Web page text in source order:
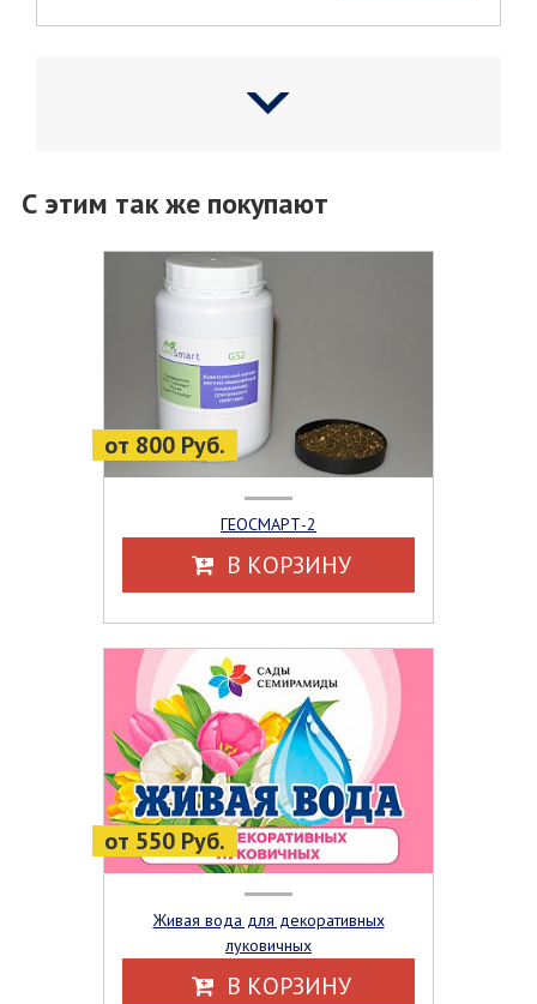
С этим так же покупают
от 800 Руб.
ГЕОСМАРТ-2
В КОРЗИНУ
от 550 Руб.
Живая вода для декоративных
луковичных
В КОРЗИНУ